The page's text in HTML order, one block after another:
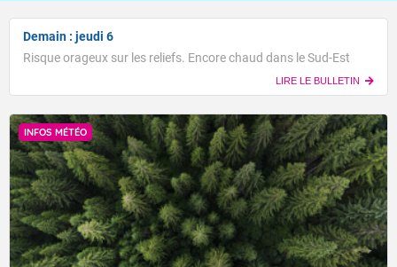
Demain : jeudi 6
Risque orageux sur les reliefs. Encore chaud dans le Sud-Est
LIRE LE BULLETIN
INFOS MÉTÉO